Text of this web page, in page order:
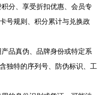
分、享受折扣优惠、会员专
号规则、积分累计与兑换政
品真伪、品牌身份或特定系
独特的序列号、防伪标识、工